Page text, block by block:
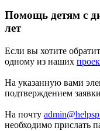
Помощь детям c
лет
Если вы хотите
одному из наших
На указанную вами
подтверждением
На почту
необходимо прислать